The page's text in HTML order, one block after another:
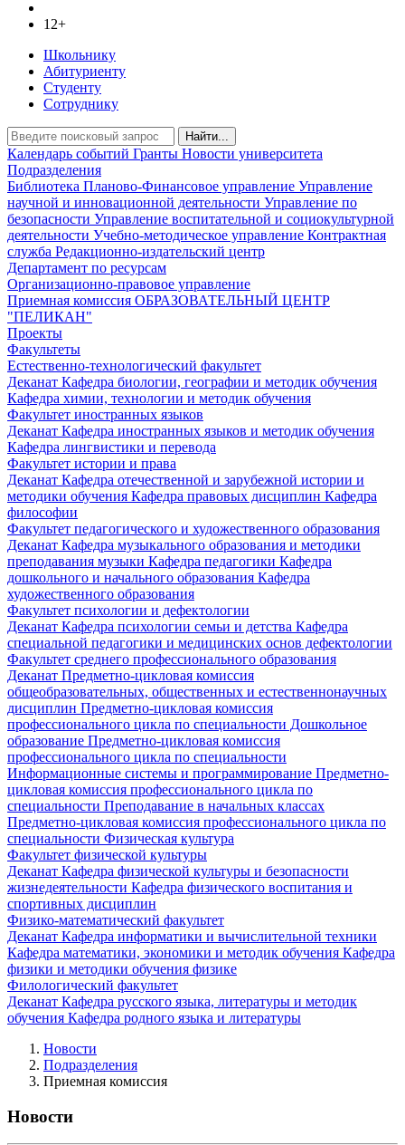
12+
Школьнику
Абитуриенту
Студенту
Сотруднику
Найти...
Календарь событий Гранты Новости университета
Подразделения
Библиотека Планово-Финансовое управление Управление
научной и инновационной деятельности Управление по
безопасности Управление воспитательной и социокультурной
деятельности Учебно-методическое управление Контрактная
служба Редакционно-издательский центр
Департамент по ресурсам
Организационно-правовое управление
Приемная комиссия ОБРАЗОВАТЕЛЬНЫЙ ЦЕНТР
"ПЕЛИКАН"
Проекты
Факультеты
Естественно-технологический факультет
Деканат Кафедра биологии, географии и методик обучения
Кафедра химии, технологии и методик обучения
Факультет иностранных языков
Деканат Кафедра иностранных языков и методик обучения
Кафедра лингвистики и перевода
Факультет истории и права
Деканат Кафедра отечественной и зарубежной истории и
методики обучения Кафедра правовых дисциплин Кафедра
философии
Факультет педагогического и художественного образования
Деканат Кафедра музыкального образования и методики
преподавания музыки Кафедра педагогики Кафедра
дошкольного и начального образования Кафедра
художественного образования
Факультет психологии и дефектологии
Деканат Кафедра психологии семьи и детства Кафедра
специальной педагогики и медицинских основ дефектологии
Факультет среднего профессионального образования
Деканат Предметно-цикловая комиссия
общеобразовательных, общественных и естественнонаучных
дисциплин Предметно-цикловая комиссия
профессионального цикла по специальности Дошкольное
образование Предметно-цикловая комиссия
профессионального цикла по специальности
Информационные системы и программирование Предметно-
цикловая комиссия профессионального цикла по
специальности Преподавание в начальных классах
Предметно-цикловая комиссия профессионального цикла по
специальности Физическая культура
Факультет физической культуры
Деканат Кафедра физической культуры и безопасности
жизнедеятельности Кафедра физического воспитания и
спортивных дисциплин
Физико-математический факультет
Деканат Кафедра информатики и вычислительной техники
Кафедра математики, экономики и методик обучения Кафедра
физики и методики обучения физике
Филологический факультет
Деканат Кафедра русского языка, литературы и методик
обучения Кафедра родного языка и литературы
Новости
Подразделения
Приемная комиссия
Новости